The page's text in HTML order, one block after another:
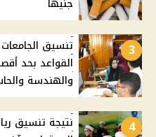
3
القواعد بحد
والهندسة
4
نتيجة تنسيق